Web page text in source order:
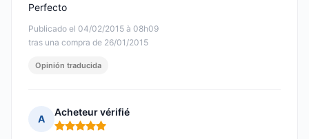
Publicado el 04/02/2015 à 08h09
tras una compra de 26/01/2015
Perfecto
Opinión traducida
A
Acheteur vérifié
Nota: 5 de 5